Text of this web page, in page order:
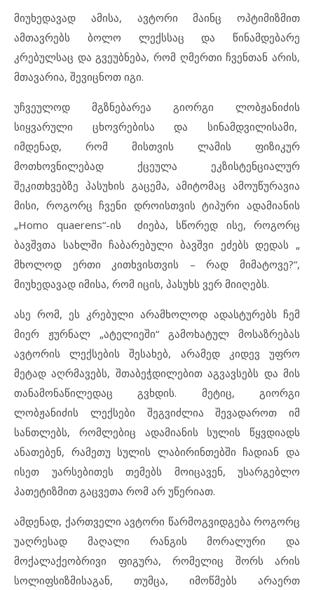
მიუხედავად ამისა, ავტორი მაინც ოპტიმიზმით
ამთავრებს ბოლო ლექსსაც და წინამდებარე
კრებულსაც და გვეუბნება, რომ ღმერთი ჩვენთან არის,
მთავარია, შევიცნოთ იგი.
უჩვეულოდ მგზნებარეა გიორგი ლობჟანიძის
სიყვარული ცხოვრებისა და სინამდვილისამი,
იმდენად, რომ მისთვის ლამის ფიზიკურ
მოთხოვნილებად ქცეულა ეკზისტენციალურ
შეკითხვებზე პასუხის გაცემა, ამიტომაც ამოუწურავია
მისი, როგორც ჩვენი დროისთვის ტიპური ადამიანის
„Homo quaerens“-ის ძიება, სწორედ ისე, როგორც
ბავშვთა სახლში ჩაბარებული ბავშვი ეძებს დედას „
მხოლოდ ერთი კითხვისთვის – რად მიმატოვე?“,
მიუხედავად იმისა, რომ იცის, პასუხს ვერ მიიღებს.
ასე რომ, ეს კრებული არამხოლოდ ადასტურებს ჩემ
მიერ ჟურნალ „ატელიეში“ გამოხატულ მოსაზრებას
ავტორის ლექსების შესახებ, არამედ კიდევ უფრო
მეტად აღრმავებს, შთაბეჭდილებით აგვავსებს და მის
თანამონაწილედაც გვხდის. მეტიც, გიორგი
ლობჟანიძის ლექსები შეგვიძლია შევადაროთ იმ
სანთლებს, რომლებიც ადამიანის სულის წყვდიადს
ანათებენ, რამეთუ სულის ლაბირინთებში ჩადიან და
ისეთ უარსებითეს თემებს მოიცავენ, უსარგებლო
პათეტიზმით გაცვეთა რომ არ უწერიათ.
ამდენად, ქართველი ავტორი წარმოგვიდგება როგორც
უაღრესად მაღალი რანგის მორალური და
მოქალაქეობრივი ფიგურა, რომელიც შორს არის
სოლიფსიზმისაგან, თუმცა, იმოწმებს არაერთ